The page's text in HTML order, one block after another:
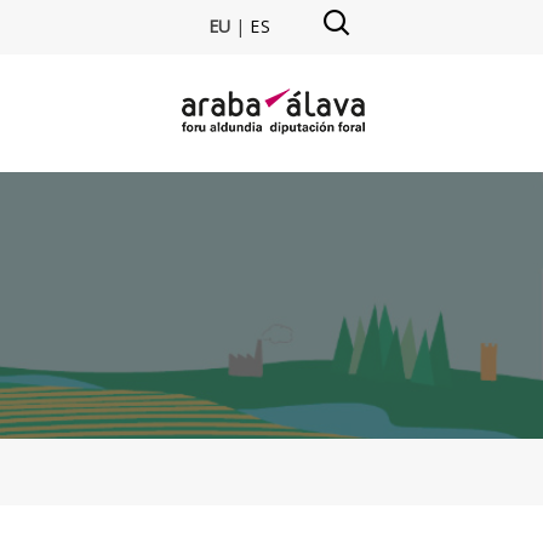
EU | ES